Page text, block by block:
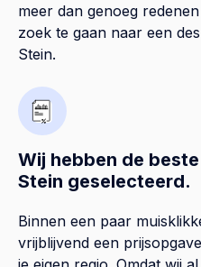
meer dan genoeg
zoek te gaan naar een
Stein.
Wij hebben de
Stein geselecteerd.
Binnen een paar
vrijblijvend een